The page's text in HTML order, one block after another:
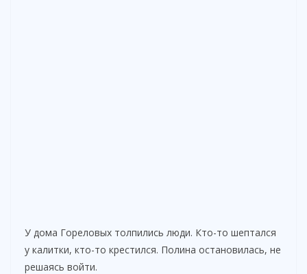
У дома Гореловых толпились люди. Кто-то шептался
у калитки, кто-то крестился. Полина остановилась, не
решаясь войти.